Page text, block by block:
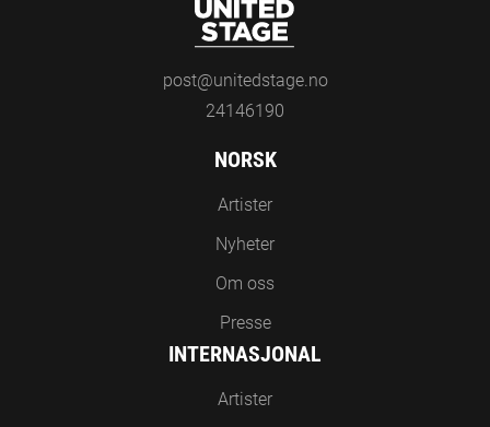
post@unitedstage.no
24146190
NORSK
Artister
Nyheter
Om oss
Presse
INTERNASJONAL
Artister